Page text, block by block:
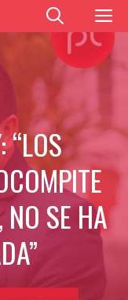
“LOS
NO SE HA